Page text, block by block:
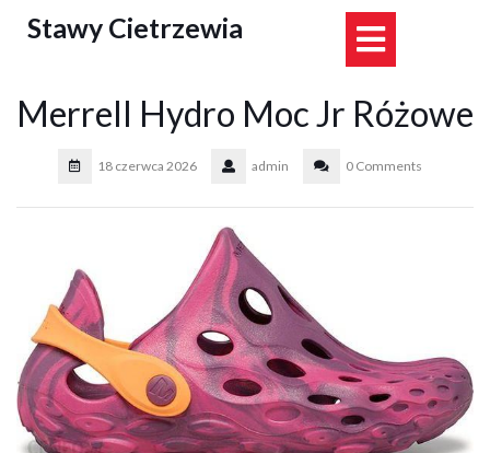
Stawy Cietrzewia
Merrell Hydro Moc Jr Różowe
18 czerwca 2026 admin 0 Comments